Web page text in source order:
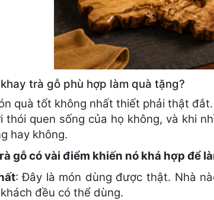
trà gỗ phù hợp làm quà tặng?
quà tốt không nhất thiết phải thật
thói quen sống của họ không, và khi
hay không.
gỗ có vài điểm khiến nó khá hợp để
: Đây là món dùng được thật. Nhà
đều có thể dùng.